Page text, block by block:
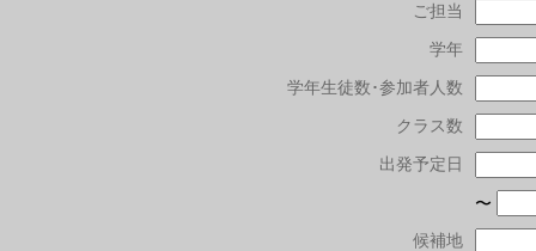
ご担当
学年
学年生徒数･参加者人数
クラス数
出発予定日
〜
候補地